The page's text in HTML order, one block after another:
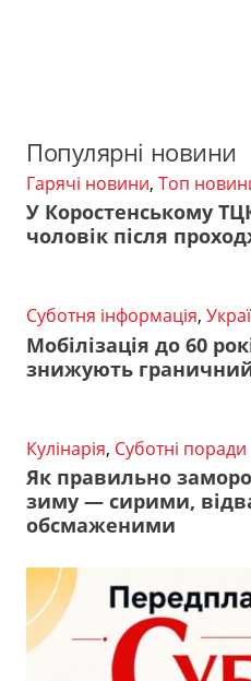
Популярні новини
Гарячі новини, Топ
У Коростенському
чоловік після
Суботня інформація,
Мобілізація до 60
знижують
Кулінарія, Суботні поради
Як правильно
зиму — сирими,
обсмаженими